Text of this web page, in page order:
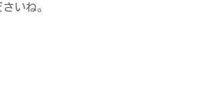
いね。